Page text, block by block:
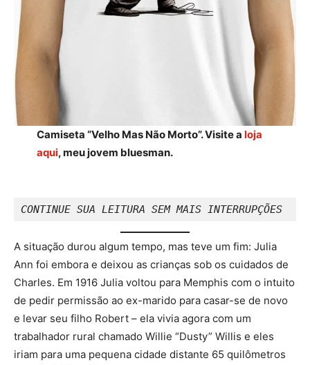
Camiseta “Velho Mas Não Morto”. Visite a loja
aqui, meu jovem bluesman.
CONTINUE SUA LEITURA SEM MAIS INTERRUPÇÕES
A situação durou algum tempo, mas teve um fim: Julia
Ann foi embora e deixou as crianças sob os cuidados de
Charles. Em 1916 Julia voltou para Memphis com o intuito
de pedir permissão ao ex-marido para casar-se de novo
e levar seu filho Robert – ela vivia agora com um
trabalhador rural chamado Willie “Dusty” Willis e eles
iriam para uma pequena cidade distante 65 quilômetros